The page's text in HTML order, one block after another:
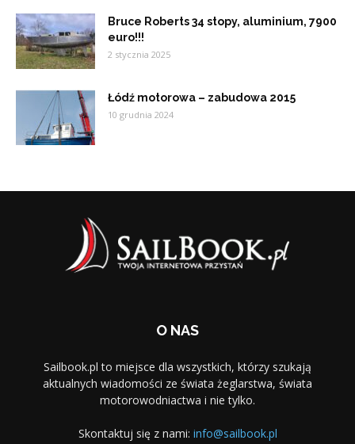
Bruce Roberts 34 stopy, aluminium, 7900
euro!!!
2 stycznia 2025
Łódź motorowa – zabudowa 2015
10 grudnia 2024
O NAS
Sailbook.pl to miejsce dla wszystkich, którzy szukają
aktualnych wiadomości ze świata żeglarstwa, świata
motorowodniactwa i nie tylko.
Skontaktuj się z nami: info@sailbook.pl